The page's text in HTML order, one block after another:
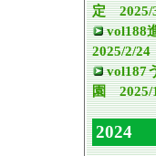
定 2025/
vol188
2025/2/24
vol187
園 2025/
2024